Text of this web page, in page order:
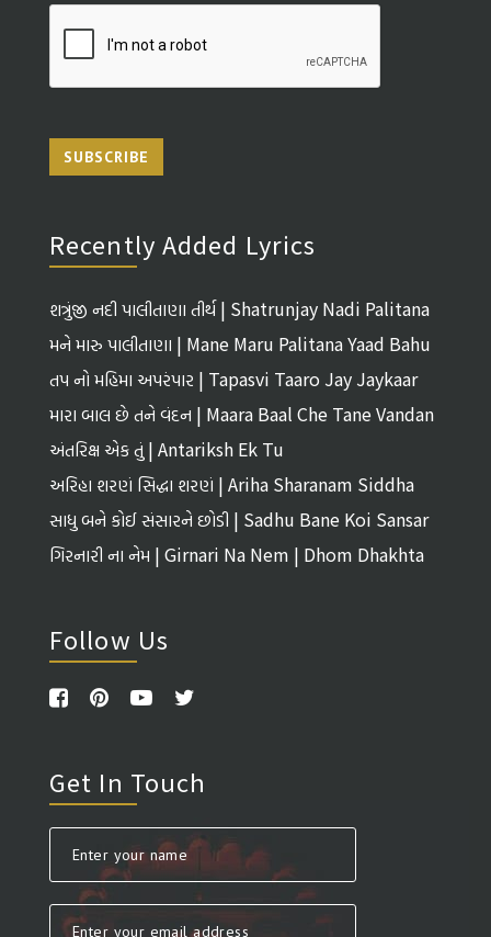
SUBSCRIBE
Recently Added Lyrics
શત્રુંજી નદી પાલીતાણા તીર્થ | Shatrunjay Nadi Palitana
Tirth
મને મારુ પાલીતાણા | Mane Maru Palitana Yaad Bahu
તપ નો મહિમા અપરંપાર | Tapasvi Taaro Jay Jaykaar
મારા બાલ છે તને વંદન | Maara Baal Che Tane Vandan
અંતરિક્ષ એક તું | Antariksh Ek Tu
અરિહા શરણં સિદ્ધા શરણં | Ariha Sharanam Siddha
Sharanam
સાધુ બને કોઈ સંસારને છોડી | Sadhu Bane Koi Sansar
Ne Chhodi
ગિરનારી ના નેમ | Girnari Na Nem | Dhom Dhakhta
Follow Us
Get In Touch